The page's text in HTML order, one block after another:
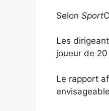
Selon Sport
Les
joueur de 20
Le rapport